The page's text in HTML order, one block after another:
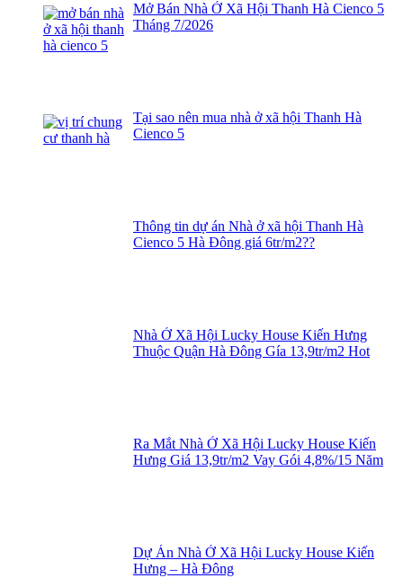
Mở Bán Nhà Ở Xã Hội Thanh Hà Cienco 5
Tháng 7/2026
Tại sao nên mua nhà ở xã hội Thanh Hà
Cienco 5
Thông tin dự án Nhà ở xã hội Thanh Hà
Cienco 5 Hà Đông giá 6tr/m2??
Nhà Ở Xã Hội Lucky House Kiến Hưng
Thuộc Quận Hà Đông Gía 13,9tr/m2 Hot
Ra Mắt Nhà Ở Xã Hội Lucky House Kiến
Hưng Giá 13,9tr/m2 Vay Gói 4,8%/15 Năm
Dự Án Nhà Ở Xã Hội Lucky House Kiến
Hưng – Hà Đông